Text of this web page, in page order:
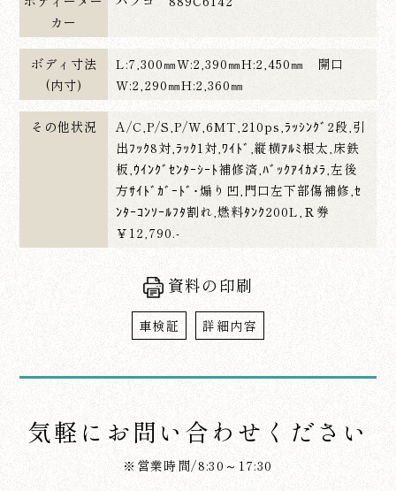
カー
ボディ寸法
(内寸)
L:7,300㎜W:2,390㎜H:2,450㎜ 開口
W:2,290㎜H:2,360㎜
その他状況
A/C,P/S,P/W,6MT,210ps,ﾗｯｼﾝｸﾞ2段,引
出ﾌｯｸ8対,ﾗｯｸ1対,ﾜｲﾄﾞ,縦横ｱﾙﾐ根太,床鉄
板,ｳｲﾝｸﾞｾﾝﾀｰｼｰﾄ補修済,ﾊﾞｯｸｱｲｶﾒﾗ,左後
方ｻｲﾄﾞｶﾞｰﾄﾞ･煽り凹,門口左下部傷補修,ｾ
ﾝﾀｰｺﾝｿｰﾙﾌﾀ割れ,燃料ﾀﾝｸ200L,Ｒ券
￥12,790.-
資料の印刷
車検証 詳細内容
気軽にお問い合わせください
※営業時間/8:30～17:30